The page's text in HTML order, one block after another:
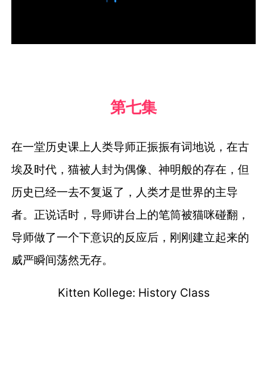
第七集
在一堂历史课上人类导师正振振有词地说，在古
埃及时代，猫被人封为偶像、神明般的存在，但
历史已经一去不复返了，人类才是世界的主导
者。 正说话时，导师讲台上的笔筒被猫咪碰翻，
导师做了一个下意识的反应后，刚刚建立起来的
威严瞬间荡然无存。
Kitten Kollege: History Class